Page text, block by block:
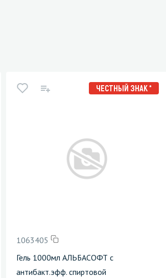
ЧЕСТНЫЙ ЗНАК *
1063405
Гель 1000мл АЛЬБАСОФТ с
антибакт.эфф. спиртовой